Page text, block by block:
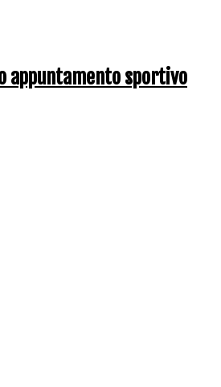
appuntamento sportivo